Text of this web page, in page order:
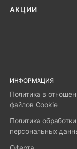
АКЦИИ
ИНФОРМАЦИЯ
Политика в
файлов Cookie
Политика обработки
персональных